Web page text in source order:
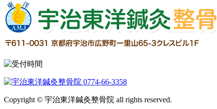
Copyright © 宇治東洋鍼灸整骨院 all rights reserved.